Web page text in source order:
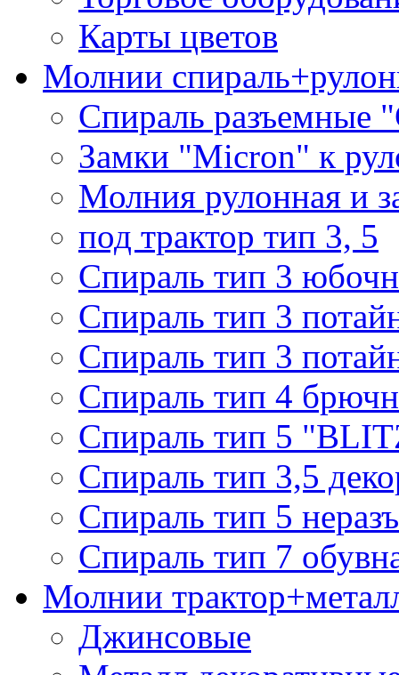
Карты цветов
Молнии
Спираль разъемные
Замки "Micron" к
Молния рулонная и
под трактор тип 3, 5
Спираль тип 3
Спираль тип 3
Спираль тип 3
Спираль тип 4
Спираль тип 5
Спираль тип 3,5
Спираль тип 5
Спираль тип 7
Молнии
Джинсовые